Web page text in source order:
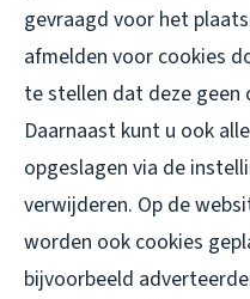
gevraagd voor het
afmelden voor cookies
te stellen dat deze geen
Daarnaast kunt u ook
opgeslagen via de
verwijderen. Op de
worden ook cookies
bijvoorbeeld